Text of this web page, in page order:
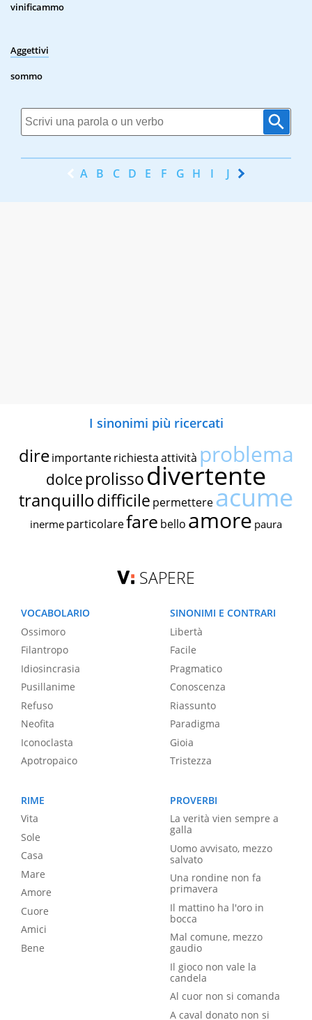
vinificammo
Aggettivi
sommo
A B C D E F G H I J K
I sinonimi più ricercati
dire importante richiestaattività problema
dolce prolissodivertente
tranquillodifficile permettereacume
inerme particolarefare bello amore paura
SAPERE
VOCABOLARIO
Ossimoro
Filantropo
Idiosincrasia
Pusillanime
Refuso
Neofita
Iconoclasta
Apotropaico
SINONIMI E CONTRARI
Libertà
Facile
Pragmatico
Conoscenza
Riassunto
Paradigma
Gioia
Tristezza
RIME
Vita
Sole
Casa
Mare
Amore
Cuore
Amici
Bene
PROVERBI
La verità vien sempre a
galla
Uomo avvisato, mezzo
salvato
Una rondine non fa
primavera
Il mattino ha l'oro in
bocca
Mal comune, mezzo
gaudio
Il gioco non vale la
candela
Al cuor non si comanda
A caval donato non si